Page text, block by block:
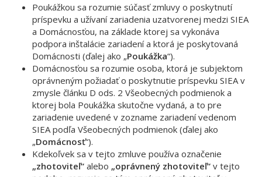
Poukážkou sa rozumie súčasť zmluvy o poskytnutí
príspevku a užívaní zariadenia uzatvorenej medzi SIEA
a Domácnosťou, na základe ktorej sa vykonáva
podpora inštalácie zariadení a ktorá je poskytovaná
Domácnosti (ďalej ako „Poukážka“).
Domácnosťou sa rozumie osoba, ktorá je subjektom
oprávneným požiadať o poskytnutie príspevku SIEA v
zmysle článku D ods. 2 Všeobecných podmienok a
ktorej bola Poukážka skutočne vydaná, a to pre
zariadenie uvedené v zozname zariadení vedenom
SIEA podľa Všeobecných podmienok (ďalej ako
„Domácnosť“).
Kdekoľvek sa v tejto zmluve používa označenie
„zhotoviteľ“ alebo „oprávnený zhotoviteľ“ v tejto